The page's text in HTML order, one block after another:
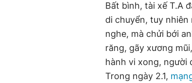
Bất bình, tài xế T.A
di chuyển, tuy
nghe, mà chửi bới
răng, gãy xương
hành vi xong, người
Trong ngày 2.1,